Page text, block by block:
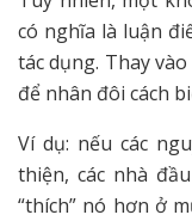
có nghĩa là luận
tác dụng. Thay
để nhân đôi cách
Ví dụ: nếu các
thiện, các nhà
“thích” nó hơn ở